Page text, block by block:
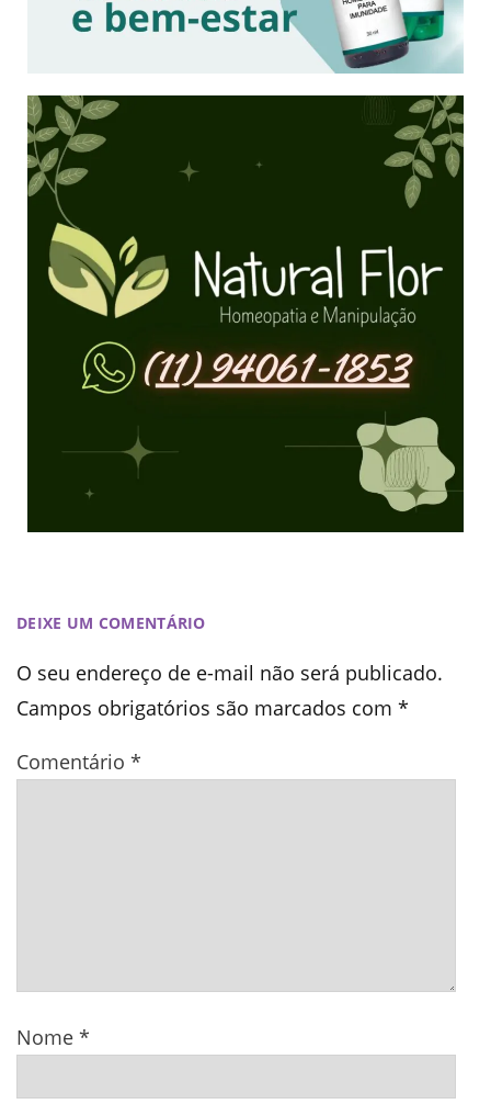
DEIXE UM COMENTÁRIO
O seu endereço de e-mail não será publicado.
Campos obrigatórios são marcados com *
Comentário *
Nome *